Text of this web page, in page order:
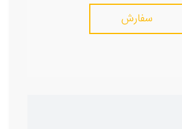
سفارش